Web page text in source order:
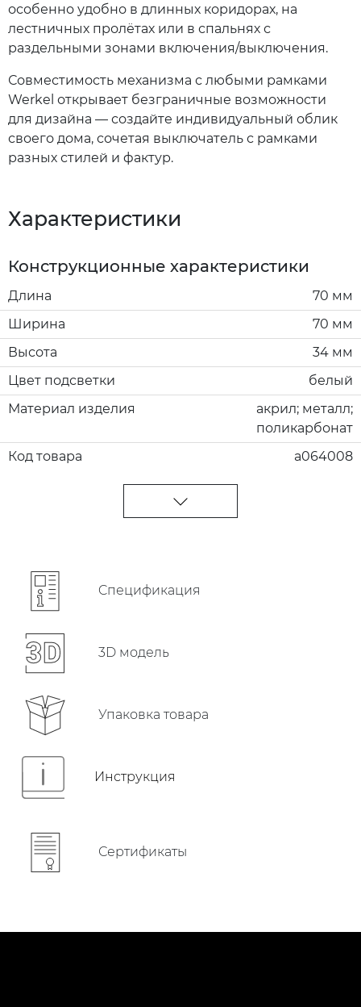
особенно удобно в длинных коридорах, на
лестничных пролётах или в спальнях с
раздельными зонами включения/выключения.
Совместимость механизма с любыми рамками
Werkel открывает безграничные возможности
для дизайна — создайте индивидуальный облик
своего дома, сочетая выключатель с рамками
разных стилей и фактур.
Характеристики
Конструкционные характеристики
Длина
70 мм
Ширина
70 мм
Высота
34 мм
Цвет подсветки
белый
Материал изделия
акрил; металл;
поликарбонат
Код товара
a064008
Cпецификация
3D модель
Упаковка товара
Инструкция
Сертификаты